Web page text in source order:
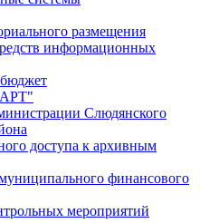
размещения
информационных
Слюдянского
доступа к архивным
финансового
мероприятий